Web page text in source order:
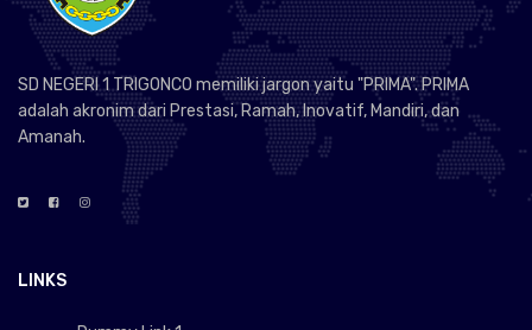
SD NEGERI 1 TRIGONCO memiliki jargon yaitu "PRIMA". PRIMA
adalah akronim dari Prestasi, Ramah, Inovatif, Mandiri, dan
Amanah.
LINKS